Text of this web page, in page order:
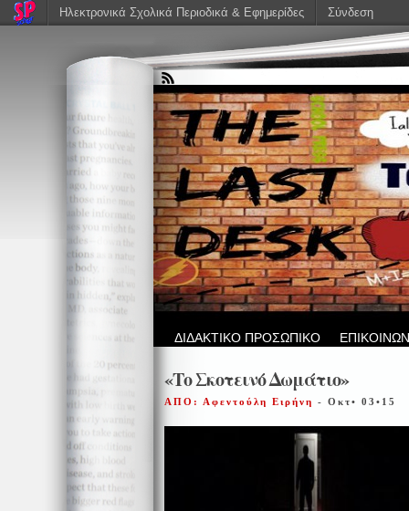
ΔΙΔΑΚΤΙΚΟ ΠΡΟΣΩΠΙΚΟ
«Το Σκοτεινό Δωμάτιο»
ΑΠΟ: Αφεντούλη Ειρήνη - Οκτ• 03•15
Ηλεκτρονικά Σχολικά Περιοδικά & Εφημερίδες Σύνδεση